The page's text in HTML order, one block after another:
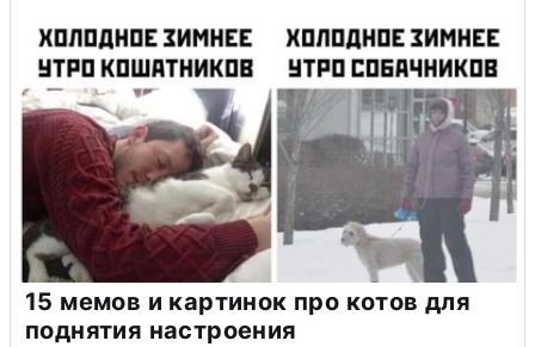
15 мемов и картинок про котов для
поднятия настроения